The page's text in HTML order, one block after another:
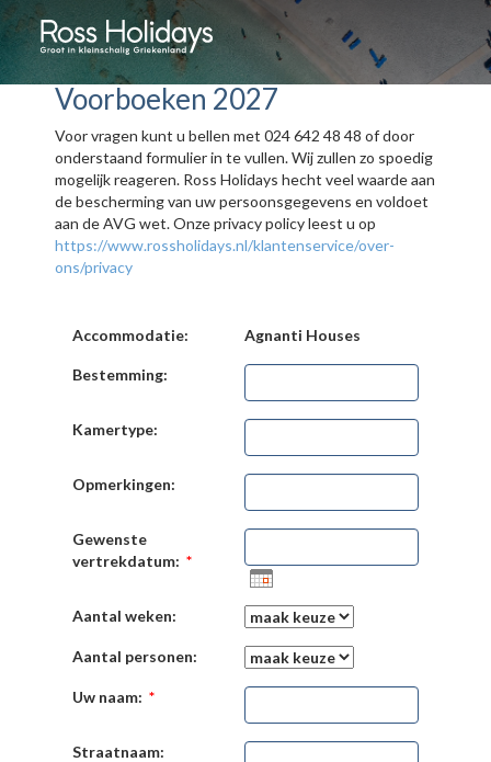
Voorboeken 2027
Voor vragen kunt u bellen met 024 642 48 48 of door
onderstaand formulier in te vullen. Wij zullen zo spoedig
mogelijk reageren. Ross Holidays hecht veel waarde aan
de bescherming van uw persoonsgegevens en voldoet
aan de AVG wet. Onze privacy policy leest u op
https://www.rossholidays.nl/klantenservice/over-
ons/privacy
Accommodatie: Agnanti Houses
Bestemming:
Kamertype:
Opmerkingen:
Gewenste
vertrekdatum: *
Aantal weken:
Aantal personen:
Uw naam: *
Straatnaam: